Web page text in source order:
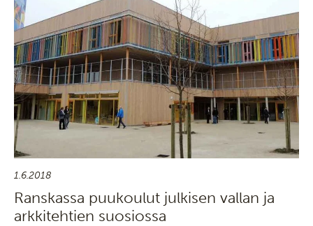
1.6.2018
Ranskassa puukoulut julkisen vallan ja
arkkitehtien suosiossa